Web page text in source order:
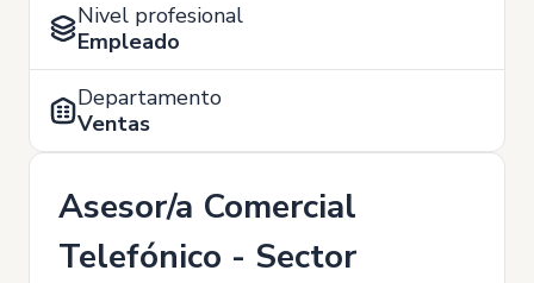
Nivel profesional
Empleado
Departamento
Ventas
Asesor/a Comercial
Telefónico - Sector